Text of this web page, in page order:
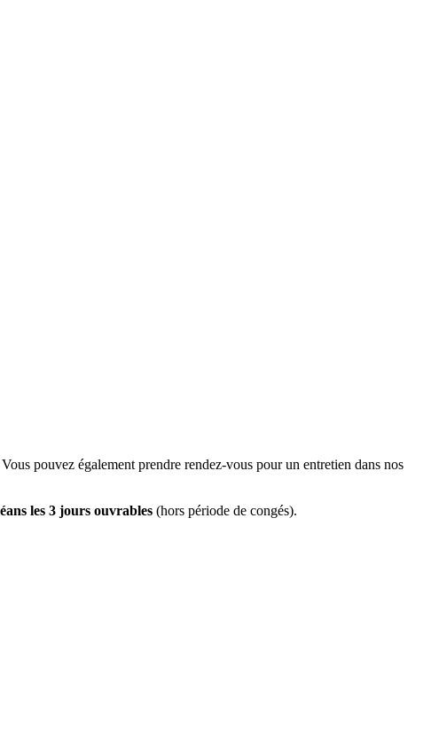
pouvez également prendre rendez-vous pour un entretien dans nos
les 3 jours ouvrables (hors période de congés).